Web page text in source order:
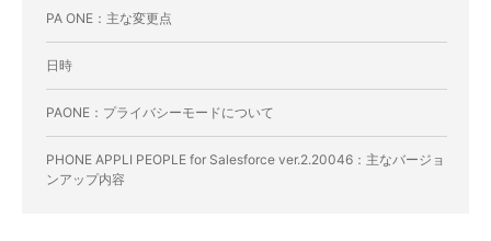
PA ONE：主な変更点
日時
PAONE：プライバシーモードについて
PHONE APPLI PEOPLE for Salesforce ver.2.20046：主なバージョ
ンアップ内容